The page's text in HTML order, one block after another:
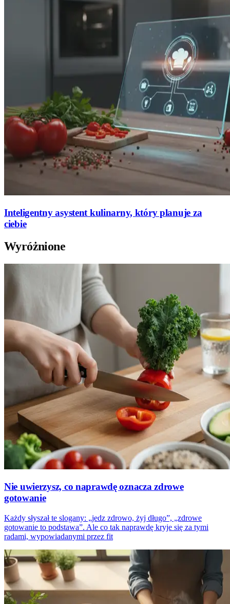
Inteligentny asystent kulinarny, który planuje za
ciebie
Wyróżnione
Nie uwierzysz, co naprawdę oznacza zdrowe
gotowanie
Każdy słyszał te slogany: „jedz zdrowo, żyj długo”, „zdrowe
gotowanie to podstawa”. Ale co tak naprawdę kryje się za tymi
radami, wypowiadanymi przez fit